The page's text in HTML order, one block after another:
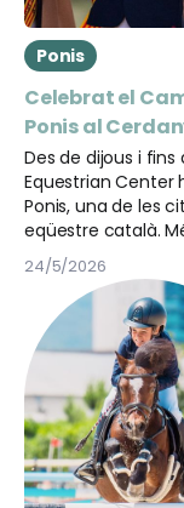
Ponis
Celebrat el
Ponis al
Des de dijous i
Equestrian Center
Ponis, una de les
eqüestre català.
diferents pistes
disciplines del
24/5/2026